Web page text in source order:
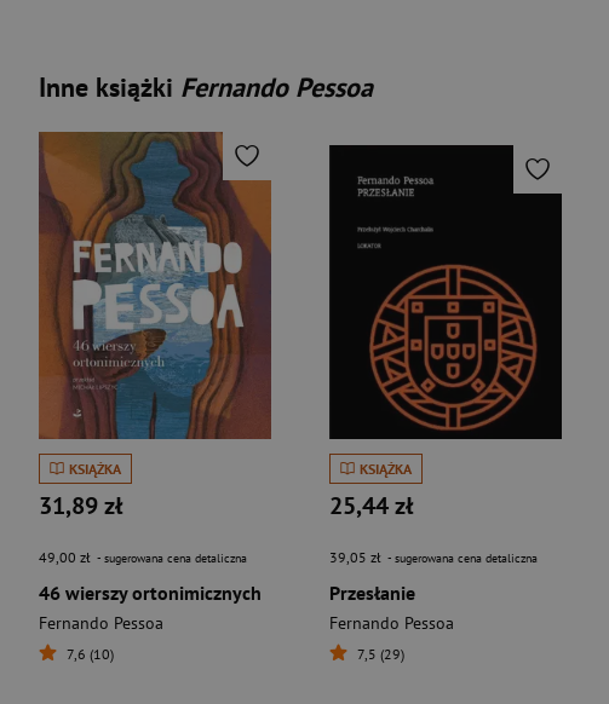
Inne książki Fernando Pessoa
KSIĄŻKA
31,89 zł
49,00 zł - sugerowana cena detaliczna
46 wierszy ortonimicznych
Fernando Pessoa
7,6 (10)
KSIĄŻKA
25,44 zł
39,05 zł - sugerowana cena detaliczna
Przesłanie
Fernando Pessoa
7,5 (29)